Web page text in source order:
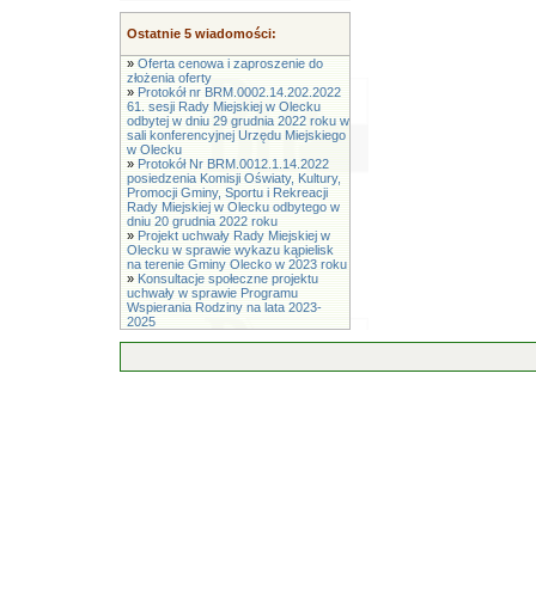
Ostatnie 5 wiadomości:
» Oferta cenowa i zaproszenie do
złożenia oferty
» Protokół nr BRM.0002.14.202.2022
61. sesji Rady Miejskiej w Olecku
odbytej w dniu 29 grudnia 2022 roku w
sali konferencyjnej Urzędu Miejskiego
w Olecku
» Protokół Nr BRM.0012.1.14.2022
posiedzenia Komisji Oświaty, Kultury,
Promocji Gminy, Sportu i Rekreacji
Rady Miejskiej w Olecku odbytego w
dniu 20 grudnia 2022 roku
» Projekt uchwały Rady Miejskiej w
Olecku w sprawie wykazu kąpielisk
na terenie Gminy Olecko w 2023 roku
» Konsultacje społeczne projektu
uchwały w sprawie Programu
Wspierania Rodziny na lata 2023-
2025